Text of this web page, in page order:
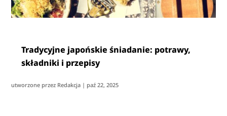
Tradycyjne japońskie śniadanie: potrawy,
składniki i przepisy
utworzone przez Redakcja | paź 22, 2025